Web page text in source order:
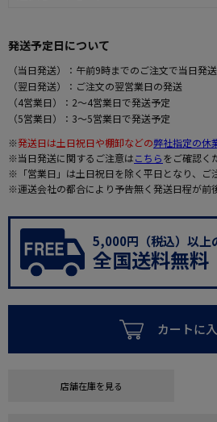
発送予定日について
（当日発送）：午前9時までのご注文で当日発送
（翌日発送）：ご注文の翌営業日の発送
（4営業日）：2～4営業日で発送予定
（5営業日）：3～5営業日で発送予定
※発送日は土日祝日や棚卸などの弊社指定の休
※当日発送に関するご注意はこちらをご確認く
※「営業日」は土日祝日を除く平日となり、ご
※運送会社の都合により予告無く発送日程が前
5,000円（税込）以上
全国送料無料
カートに
店舗在庫を見る